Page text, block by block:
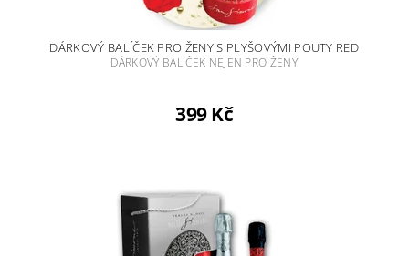
DÁRKOVÝ BALÍČEK PRO ŽENY S PLYŠOVÝMI POUTY RED
DÁRKOVÝ BALÍČEK NEJEN PRO ŽENY
399 Kč